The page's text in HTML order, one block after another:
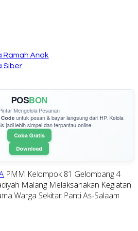
Ramah Anak
Siber
POSBON
Mengelola Pesanan
untuk pesan & bayar langsung dari HP. Kelola
jadi lebih simpel dan terpantau online.
Coba Gratis
Download
PMM Kelompok 81 Gelombang 4
Malang Melaksanakan Kegiatan
Warga Sekitar Panti As-Salaam